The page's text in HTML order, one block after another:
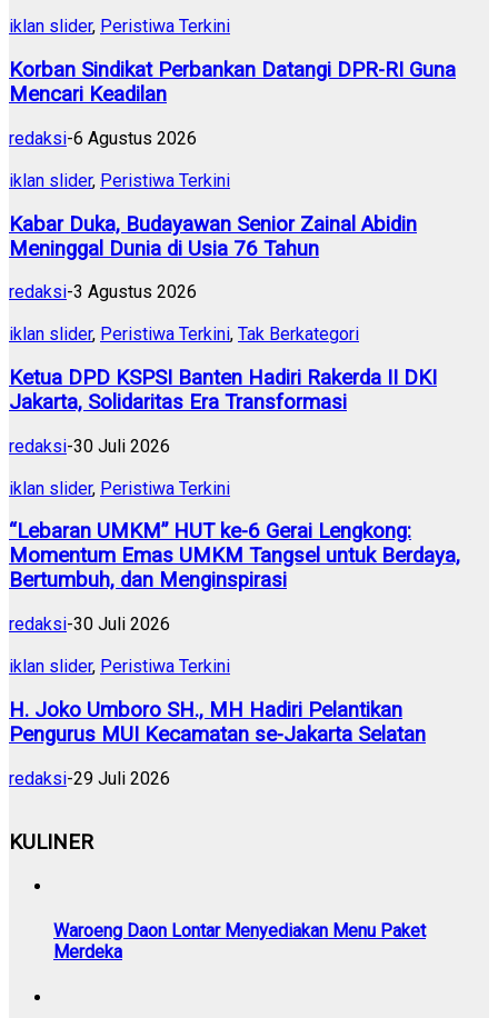
iklan slider, Peristiwa Terkini
Korban Sindikat Perbankan Datangi DPR-RI Guna
Mencari Keadilan
redaksi-6 Agustus 2026
iklan slider, Peristiwa Terkini
Kabar Duka, Budayawan Senior Zainal Abidin
Meninggal Dunia di Usia 76 Tahun
redaksi-3 Agustus 2026
iklan slider, Peristiwa Terkini, Tak Berkategori
Ketua DPD KSPSI Banten Hadiri Rakerda II DKI
Jakarta, Solidaritas Era Transformasi
redaksi-30 Juli 2026
iklan slider, Peristiwa Terkini
“Lebaran UMKM” HUT ke-6 Gerai Lengkong:
Momentum Emas UMKM Tangsel untuk Berdaya,
Bertumbuh, dan Menginspirasi
redaksi-30 Juli 2026
iklan slider, Peristiwa Terkini
H. Joko Umboro SH., MH Hadiri Pelantikan
Pengurus MUI Kecamatan se-Jakarta Selatan
redaksi-29 Juli 2026
KULINER
Waroeng Daon Lontar Menyediakan Menu Paket
Merdeka